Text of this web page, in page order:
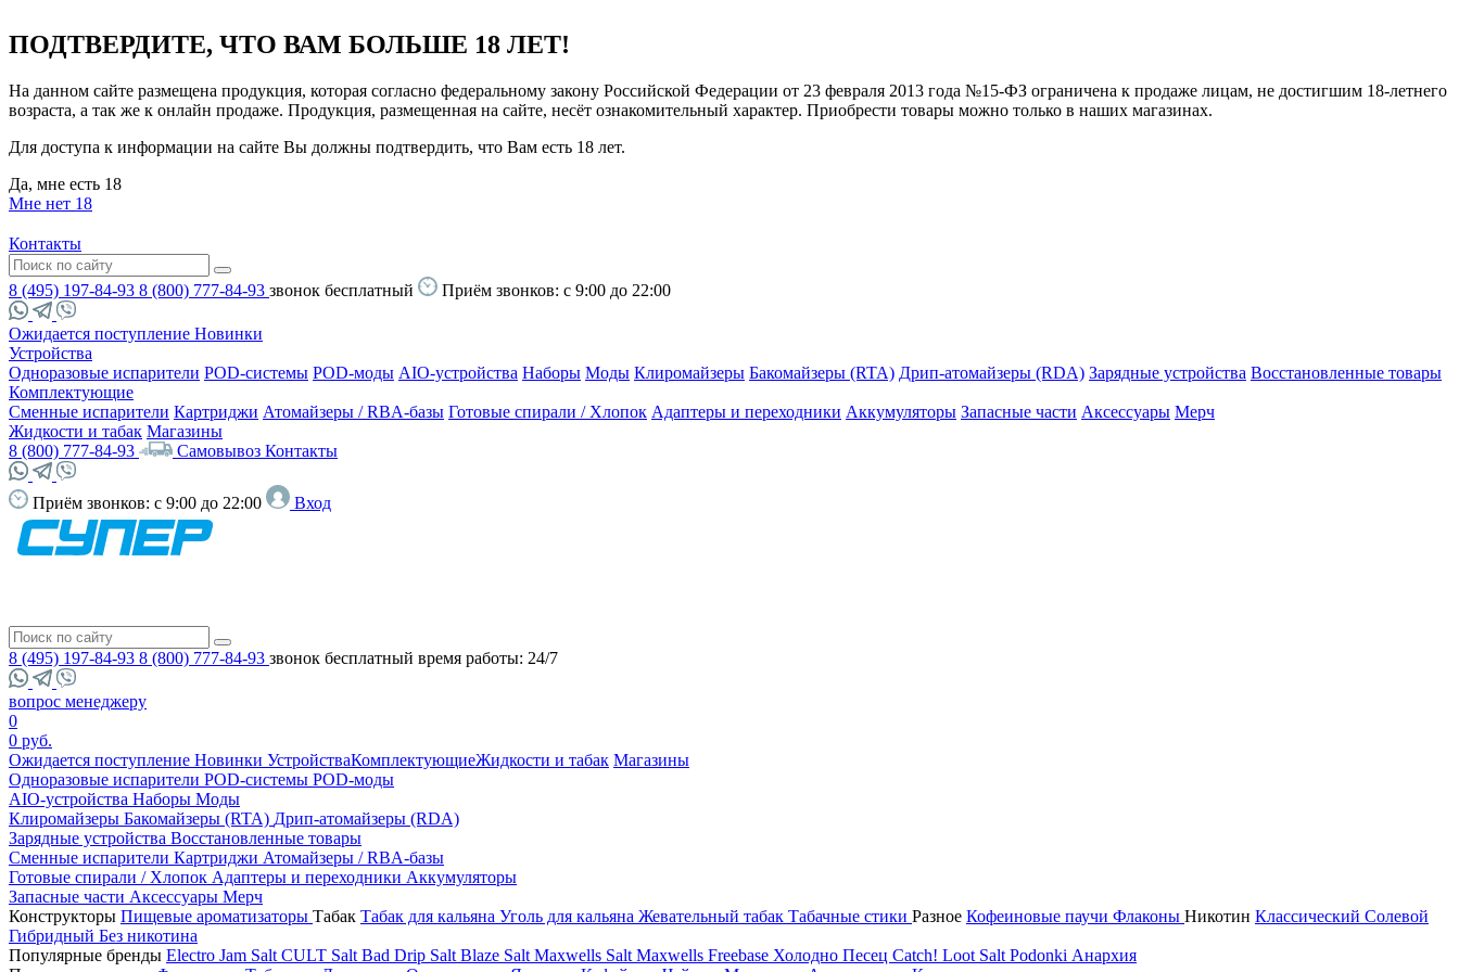
ПОДТВЕРДИТЕ, ЧТО ВАМ БОЛЬШЕ 18 ЛЕТ!
На данном сайте размещена продукция, которая согласно федеральному закону Российской Федерации от 23 февраля 2013 года №15-ФЗ ограничена к продаже лицам, не достигшим 18-летнего
возраста, а так же к онлайн продаже. Продукция, размещенная на сайте, несёт ознакомительный характер. Приобрести товары можно только в наших магазинах.
Для доступа к информации на сайте Вы должны подтвердить, что Вам есть 18 лет.
Да, мне есть 18
Мне нет 18
Контакты
8 (495) 197-84-93 8 (800) 777-84-93 звонок бесплатный Приём звонков: с 9:00 до 22:00
Ожидается поступление Новинки
Устройства
Одноразовые испарители POD-системы POD-моды AIO-устройства Наборы Моды Клиромайзеры Бакомайзеры (RTA) Дрип-атомайзеры (RDA) Зарядные устройства Восстановленные товары
Комплектующие
Сменные испарители Картриджи Атомайзеры / RBA-базы Готовые спирали / Хлопок Адаптеры и переходники Аккумуляторы Запасные части Аксессуары Мерч
Жидкости и табак Магазины
8 (800) 777-84-93
Самовывоз Контакты
Приём звонков: с 9:00 до 22:00 Вход
8 (495) 197-84-93 8 (800) 777-84-93 звонок бесплатный время работы: 24/7
вопрос менеджеру
0
0 руб.
Ожидается поступление Новинки УстройстваКомплектующиеЖидкости и табак Магазины
Одноразовые испарители POD-системы POD-моды
AIO-устройства Наборы Моды
Клиромайзеры Бакомайзеры (RTA) Дрип-атомайзеры (RDA)
Зарядные устройства Восстановленные товары
Сменные испарители Картриджи Атомайзеры / RBA-базы
Готовые спирали / Хлопок Адаптеры и переходники Аккумуляторы
Запасные части Аксессуары Мерч
Конструкторы Пищевые ароматизаторы Табак Табак для кальяна Уголь для кальяна Жевательный табак Табачные стики Разное Кофеиновые паучи Флаконы Никотин Классический Солевой
Гибридный Без никотина
Популярные бренды Electro Jam Salt CULT Salt Bad Drip Salt Blaze Salt Maxwells Salt Maxwells Freebase Холодно Песец Catch! Loot Salt Podonki Анархия